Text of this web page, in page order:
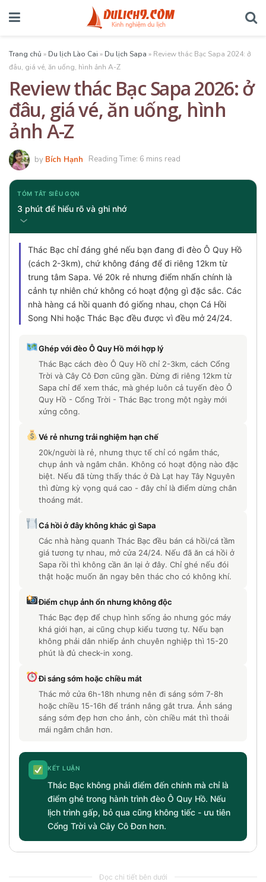
Trang chủ » Du lịch Lào Cai » Du lịch Sapa » Review thác Bạc Sapa 2024: ở
đâu, giá vé, ăn uống, hình ảnh A-Z
Review thác Bạc Sapa 2026: ở
đâu, giá vé, ăn uống, hình
ảnh A-Z
by Bích Hạnh Reading Time: 6 mins read
TÓM TẮT SIÊU GỌN
3 phút để hiểu rõ và ghi nhớ
Thác Bạc chỉ đáng ghé nếu bạn đang đi đèo Ô Quy Hồ
(cách 2-3km), chứ không đáng để đi riêng 12km từ
trung tâm Sapa. Vé 20k rẻ nhưng điểm nhấn chính là
cảnh tự nhiên chứ không có hoạt động gì đặc sắc. Các
nhà hàng cá hồi quanh đó giống nhau, chọn Cá Hồi
Song Nhi hoặc Thác Bạc đều được vì đều mở 24/24.
Ghép với đèo Ô Quy Hồ mới hợp lý
Thác Bạc cách đèo Ô Quy Hồ chỉ 2-3km, cách Cổng
Trời và Cây Cô Đơn cũng gần. Đừng đi riêng 12km từ
Sapa chỉ để xem thác, mà ghép luôn cả tuyến đèo Ô
Quy Hồ - Cổng Trời - Thác Bạc trong một ngày mới
xứng công.
Vé rẻ nhưng trải nghiệm hạn chế
20k/người là rẻ, nhưng thực tế chỉ có ngắm thác,
chụp ảnh và ngâm chân. Không có hoạt động nào đặc
biệt. Nếu đã từng thấy thác ở Đà Lạt hay Tây Nguyên
thì đừng kỳ vọng quá cao - đây chỉ là điểm dừng chân
thoáng mát.
Cá hồi ở đây không khác gì Sapa
Các nhà hàng quanh Thác Bạc đều bán cá hồi/cá tầm
giá tương tự nhau, mở cửa 24/24. Nếu đã ăn cá hồi ở
Sapa rồi thì không cần ăn lại ở đây. Chỉ ghé nếu đói
thật hoặc muốn ăn ngay bên thác cho có không khí.
Điểm chụp ảnh ổn nhưng không độc
Thác Bạc đẹp để chụp hình sống ảo nhưng góc máy
khá giới hạn, ai cũng chụp kiểu tương tự. Nếu bạn
không phải dân nhiếp ảnh chuyên nghiệp thì 15-20
phút là đủ check-in xong.
Đi sáng sớm hoặc chiều mát
Thác mở cửa 6h-18h nhưng nên đi sáng sớm 7-8h
hoặc chiều 15-16h để tránh nắng gắt trưa. Ánh sáng
sáng sớm đẹp hơn cho ảnh, còn chiều mát thì thoải
mái ngâm chân hơn.
KẾT LUẬN
Thác Bạc không phải điểm đến chính mà chỉ là
điểm ghé trong hành trình đèo Ô Quy Hồ. Nếu
lịch trình gấp, bỏ qua cũng không tiếc - ưu tiên
Cổng Trời và Cây Cô Đơn hơn.
Đọc chi tiết bên dưới